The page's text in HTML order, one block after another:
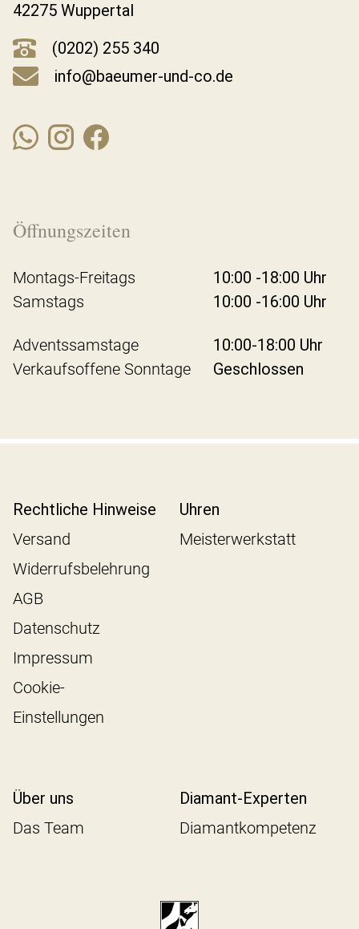
42275 Wuppertal
(0202) 255 340
info@baeumer-und-co.de
Öffnungszeiten
Montags-Freitags
10:00 -18:00 Uhr
Samstags
10:00 -16:00 Uhr
Adventssamstage
10:00-18:00 Uhr
Verkaufsoffene Sonntage
Geschlossen
Rechtliche Hinweise
Versand
Widerrufsbelehrung
AGB
Datenschutz
Impressum
Cookie-
Einstellungen
Uhren
Meisterwerkstatt
Über uns
Das Team
Diamant-Experten
Diamantkompetenz